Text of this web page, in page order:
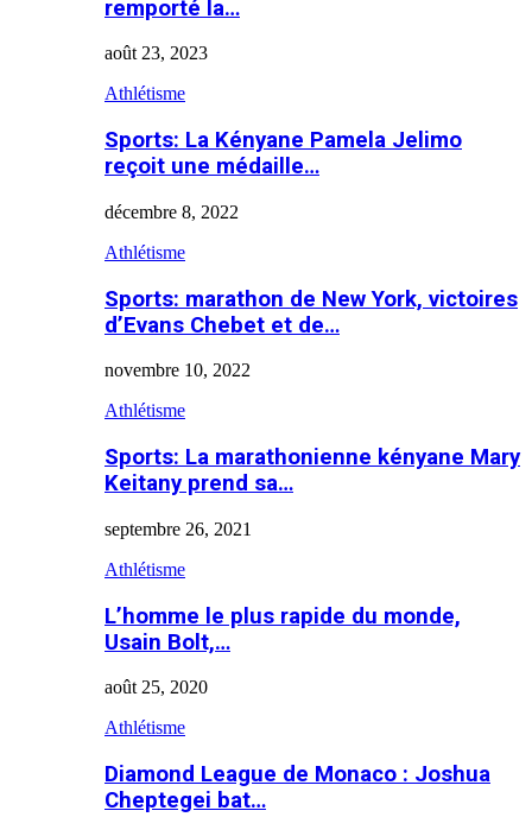
remporté la…
août 23, 2023
Athlétisme
Sports: La Kényane Pamela Jelimo
reçoit une médaille…
décembre 8, 2022
Athlétisme
Sports: marathon de New York, victoires
d’Evans Chebet et de…
novembre 10, 2022
Athlétisme
Sports: La marathonienne kényane Mary
Keitany prend sa…
septembre 26, 2021
Athlétisme
L’homme le plus rapide du monde,
Usain Bolt,…
août 25, 2020
Athlétisme
Diamond League de Monaco : Joshua
Cheptegei bat…